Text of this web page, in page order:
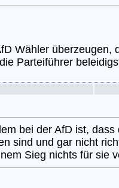
Wähler überzeugen,
Parteiführer
bei der AfD ist, dass
sind und gar nicht
Sieg nichts für sie